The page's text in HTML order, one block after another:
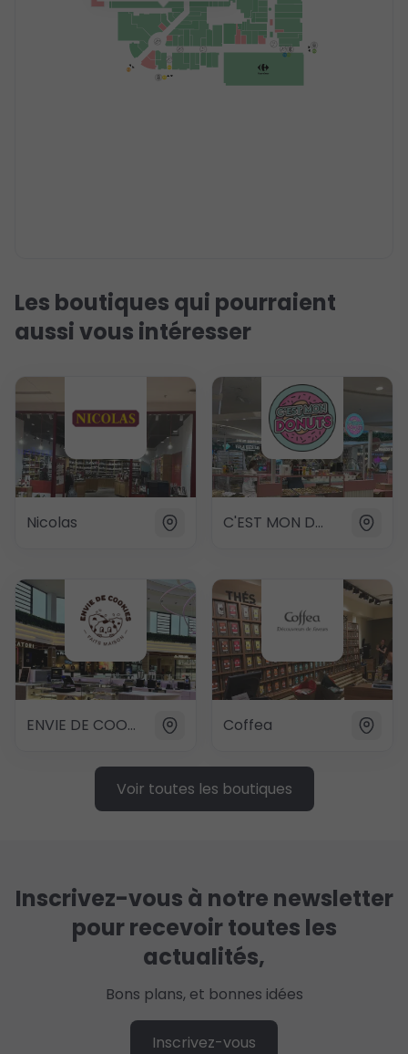
Les boutiques qui pourraient
aussi vous intéresser
Nicolas C'EST MON DONUTS
ENVIE DE COOKIES Coffea
Voir toutes les boutiques
Inscrivez-vous à notre newsletter
pour recevoir toutes les
actualités,
Bons plans, et bonnes idées
Inscrivez-vous